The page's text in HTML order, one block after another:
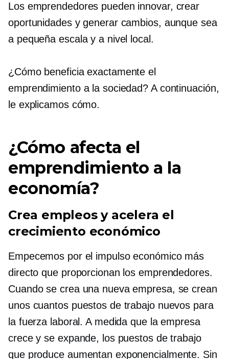
Los emprendedores pueden innovar, crear
oportunidades y generar cambios, aunque sea
a pequeña escala y a nivel local.
¿Cómo beneficia exactamente el
emprendimiento a la sociedad? A continuación,
le explicamos cómo.
¿Cómo afecta el
emprendimiento a la
economía?
Crea empleos y acelera el
crecimiento económico
Empecemos por el impulso económico más
directo que proporcionan los emprendedores.
Cuando se crea una nueva empresa, se crean
unos cuantos puestos de trabajo nuevos para
la fuerza laboral. A medida que la empresa
crece y se expande, los puestos de trabajo
que produce aumentan exponencialmente. Sin